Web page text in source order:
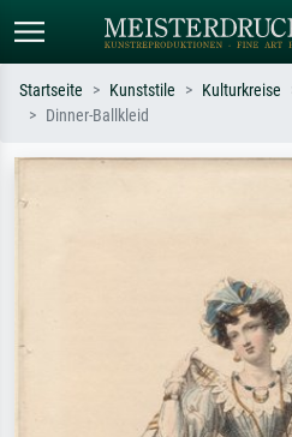
Startseite Kunststile Kulturkreise
Dinner-Ballkleid